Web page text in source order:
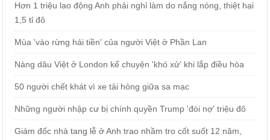
Hơn 1 triệu lao động Anh phải nghỉ làm do nắng nóng, thiệt hại
1,5 tỉ đô
Mùa 'vào rừng hái tiền' của người Việt ở Phần Lan
Nàng dâu Việt ở London kể chuyện 'khó xử' khi lắp điều hòa
50 người chết khát vì xe tải hỏng giữa sa mạc
Những người nhập cư bị chính quyền Trump 'đòi nợ' triệu đô
Giám đốc nhà tang lễ ở Anh trao nhầm tro cốt suốt 12 năm,